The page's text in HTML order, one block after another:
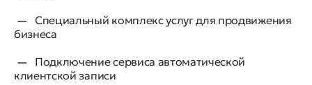
Специальный комплекс услуг для продвижения
бизнеса
Подключение сервиса автоматической
клиентской записи